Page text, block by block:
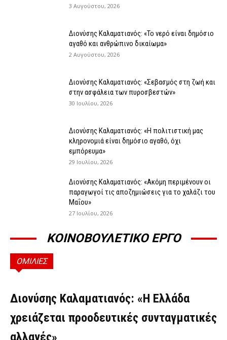
3 Αυγούστου, 2026
Διονύσης Καλαματιανός: «Το νερό είναι δημόσιο
αγαθό και ανθρώπινο δικαίωμα»
2 Αυγούστου, 2026
Διονύσης Καλαματιανός: «Σεβασμός στη ζωή και
στην ασφάλεια των πυροσβεστών»
30 Ιουλίου, 2026
Διονύσης Καλαματιανός: «Η πολιτιστική μας
κληρονομιά είναι δημόσιο αγαθό, όχι
εμπόρευμα»
29 Ιουλίου, 2026
Διονύσης Καλαματιανός: «Ακόμη περιμένουν οι
παραγωγοί τις αποζημιώσεις για το χαλάζι του
Μαΐου»
27 Ιουλίου, 2026
ΚΟΙΝΟΒΟΥΛΕΤΙΚΟ ΕΡΓΟ
ΟΜΙΛΙΕΣ
ΟΜΙΛΊΕΣ
Διονύσης Καλαματιανός: «Η Ελλάδα
χρειάζεται προοδευτικές συνταγματικές
αλλαγές»